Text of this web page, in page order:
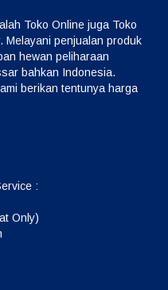
Toko Online juga Toko
Melayani penjualan produk
hewan peliharaan
bahkan Indonesia.
berikan tentunya harga
:
Only)